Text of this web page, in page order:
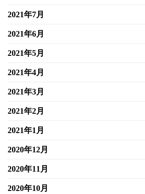
2021年7月
2021年6月
2021年5月
2021年4月
2021年3月
2021年2月
2021年1月
2020年12月
2020年11月
2020年10月